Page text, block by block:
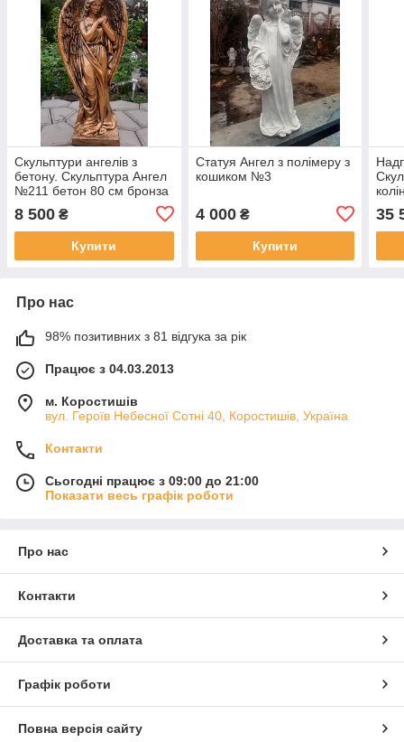
Скульптури ангелів з
бетону. Скульптура Ангел
№211 бетон 80 см бронза
8 500 ₴
Купити
Статуя Ангел з полімеру з
кошиком №3
4 000₴
Купити
35
Про нас
98% позитивних з 81 відгука за рік
Працює з 04.03.2013
м. Коростишів
вул. Героїв Небесної Сотні 40, Коростишів, Україна
Контакти
Сьогодні працює з 09:00 до 21:00
Показати весь графік роботи
Про нас
Контакти
Доставка та оплата
Графік роботи
Повна версія сайту